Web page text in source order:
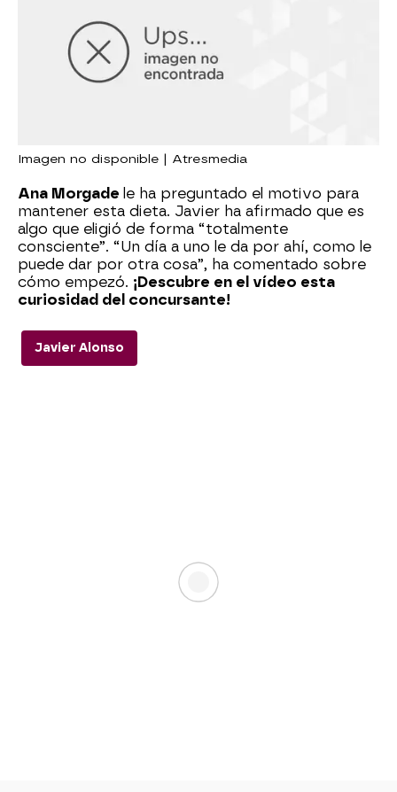
Imagen no disponible | Atresmedia
Ana Morgade le ha preguntado el motivo para
mantener esta dieta. Javier ha afirmado que es
algo que eligió de forma “totalmente
consciente”. “Un día a uno le da por ahí, como le
puede dar por otra cosa”, ha comentado sobre
cómo empezó. ¡Descubre en el vídeo esta
curiosidad del concursante!
Javier Alonso